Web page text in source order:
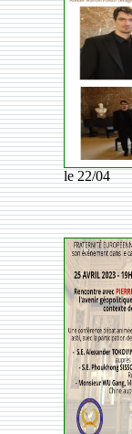
le 22/04